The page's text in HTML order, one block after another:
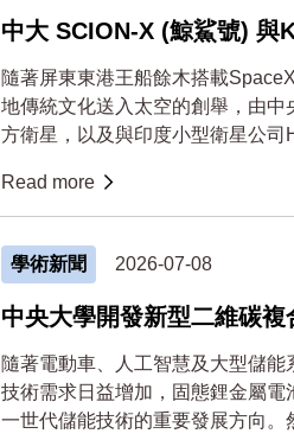
中大 SCION-X (鯨鯊號)
隨著屏東東港王船餘木搭載
地傳統文化送入太空的創舉，由
方衛星，以及與印度小型衛星公司
Read more
學術新聞 2026-07-08
中央大學開發新型二維碳
隨著電動車、人工智慧及大型儲
技術需求日益增加，固態鋰金屬
一世代儲能技術的重要發展方向